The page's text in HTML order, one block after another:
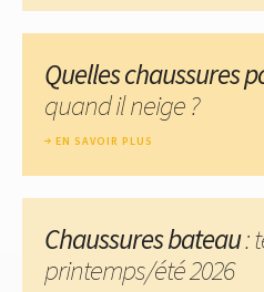
Quelles chaussures
quand il neige ?
EN SAVOIR PLUS
Chaussures bateau:
printemps/été 2026